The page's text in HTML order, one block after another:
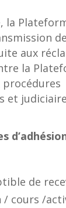
la
aux
la
et
de
/ cours /